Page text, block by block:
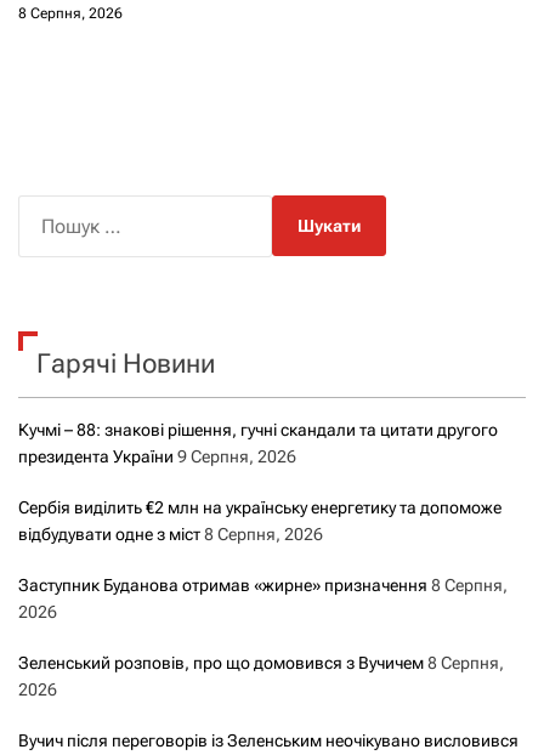
8 Серпня, 2026
к
Гарячі Новини
Кучмі – 88: знакові рішення, гучні скандали та цитати другого
президента України 9 Серпня, 2026
Сербія виділить €2 млн на українську енергетику та допоможе
відбудувати одне з міст8 Серпня, 2026
Заступник Буданова отримав «жирне» призначення 8 Серпня,
2026
Зеленський розповів, про що домовився з Вучичем8 Серпня,
2026
Вучич після переговорів із Зеленським неочікувано висловився